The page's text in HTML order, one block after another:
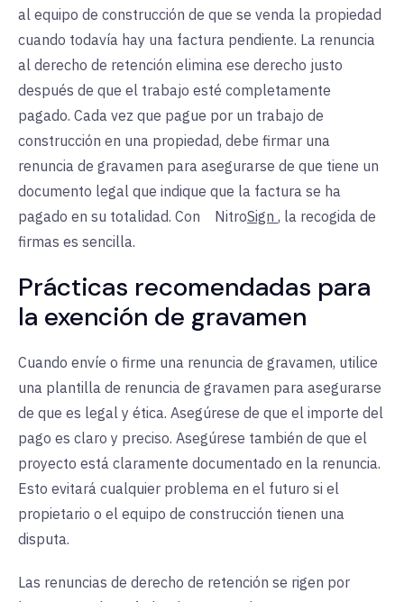
al equipo de construcción de que se venda la propiedad
cuando todavía hay una factura pendiente. La renuncia
al derecho de retención elimina ese derecho justo
después de que el trabajo esté completamente
pagado. Cada vez que pague por un trabajo de
construcción en una propiedad, debe firmar una
renuncia de gravamen para asegurarse de que tiene un
documento legal que indique que la factura se ha
pagado en su totalidad. Con
NitroSign , la recogida de
firmas es sencilla.
Prácticas recomendadas para
la exención de gravamen
Cuando envíe o firme una renuncia de gravamen, utilice
una plantilla de renuncia de gravamen para asegurarse
de que es legal y ética. Asegúrese de que el importe del
pago es claro y preciso. Asegúrese también de que el
proyecto está claramente documentado en la renuncia.
Esto evitará cualquier problema en el futuro si el
propietario o el equipo de construcción tienen una
disputa.
Las renuncias de derecho de retención se rigen por